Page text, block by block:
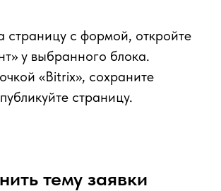
страницу с формой, откройте
у выбранного блока.
«Bitrix», сохраните
страницу.
тему заявки